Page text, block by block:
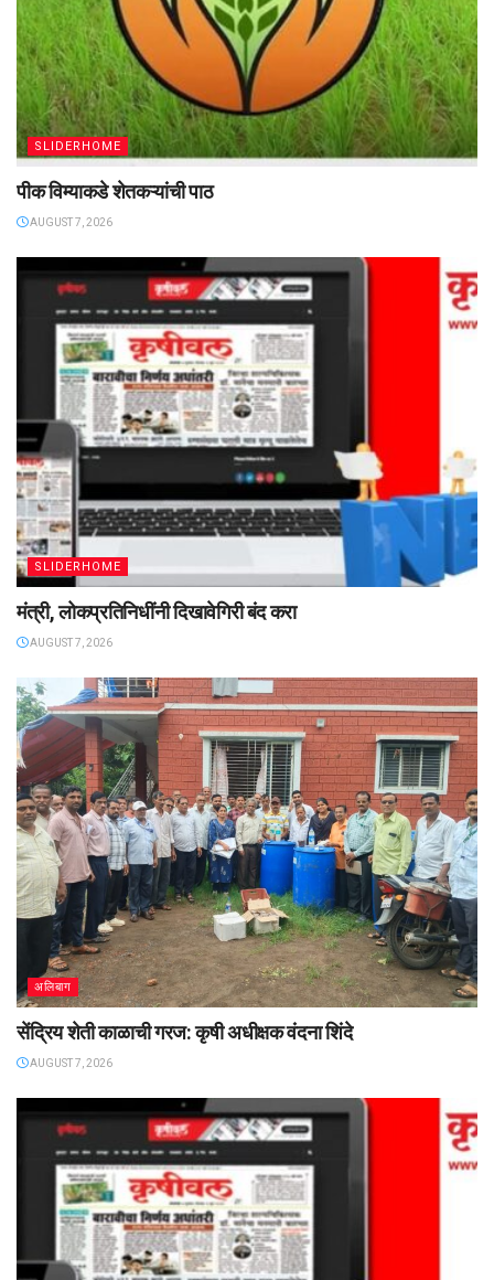
SLIDERHOME
पीक विम्याकडे शेतकऱ्यांची पाठ
AUGUST 7, 2026
SLIDERHOME
मंत्री, लोकप्रतिनिधींनी दिखावेगिरी बंद करा
AUGUST 7, 2026
अलिबाग
सेंद्रिय शेती काळाची गरज: कृषी अधीक्षक वंदना शिंदे
AUGUST 7, 2026